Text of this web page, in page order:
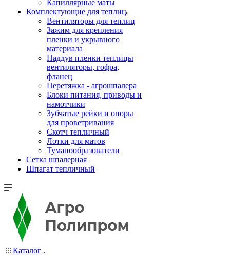
Капиллярные маты
Комплектующие для теплиц
Вентиляторы для теплиц
Зажим для крепления
пленки и укрывного
материала
Наддув пленки теплицы
вентиляторы, гофра,
фланец
Перетяжка - агрошпалера
Блоки питания, приводы и
намотчики
Зубчатые рейки и опоры
для проветривания
Скотч тепличный
Лотки для матов
Туманообразователи
Сетка шпалерная
Шпагат тепличный
Каталог